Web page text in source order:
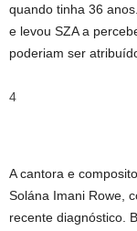
quando tinha 36
e levou SZA a
poderiam ser
4
A cantora e
Solána Imani Rowe,
recente diagnóstico.